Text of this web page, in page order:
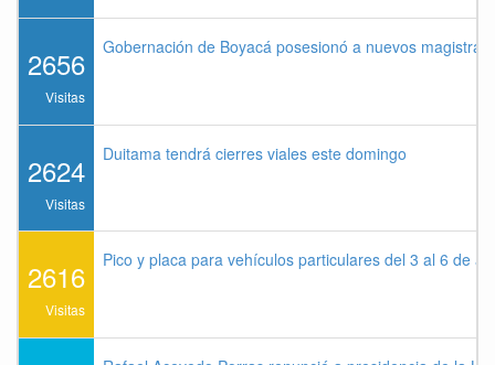
2656
Visitas
Gobernación de Boyacá posesionó a nuevos
2624
Visitas
Duitama tendrá cierres viales este domingo
2616
Visitas
Pico y placa para vehículos particulares del 3 al 6 de